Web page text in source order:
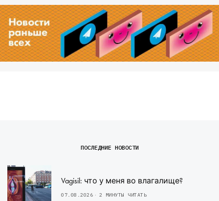
ПОСЛЕДНИЕ НОВОСТИ
Vagisil: что у меня во влагалище?
07.08.2026 2 МИНУТЫ ЧИТАТЬ